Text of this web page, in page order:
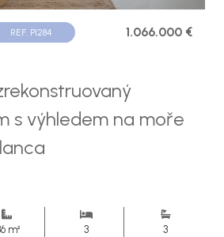
REF. P1284 1.066.000 €
s výhledem na moře
m² 3 3